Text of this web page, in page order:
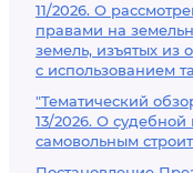
11/2026. О
правами на
земель, изъятых из
с использованием
"Тематический
13/2026. О
самовольным